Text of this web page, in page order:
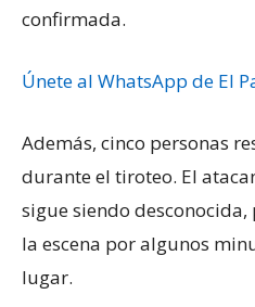
confirmada.
Únete al WhatsApp de El
Además, cinco personas
durante el tiroteo. El
sigue siendo
la escena por algunos
lugar.